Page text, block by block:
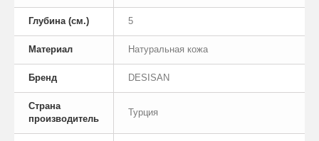
Глубина (см.) 5
Материал Натуральная кожа
Бренд DESISAN
Страна
производитель
Турция